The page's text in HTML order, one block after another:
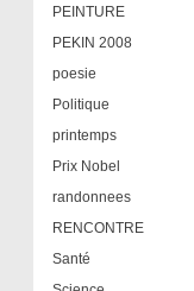
PEINTURE
PEKIN 2008
poesie
Politique
printemps
Prix Nobel
randonnees
RENCONTRE
Santé